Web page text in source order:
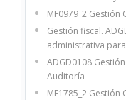
MF0979_2
Gestión fiscal.
administrativa
ADGD0108
Auditoría
MF1785_2 Gestión